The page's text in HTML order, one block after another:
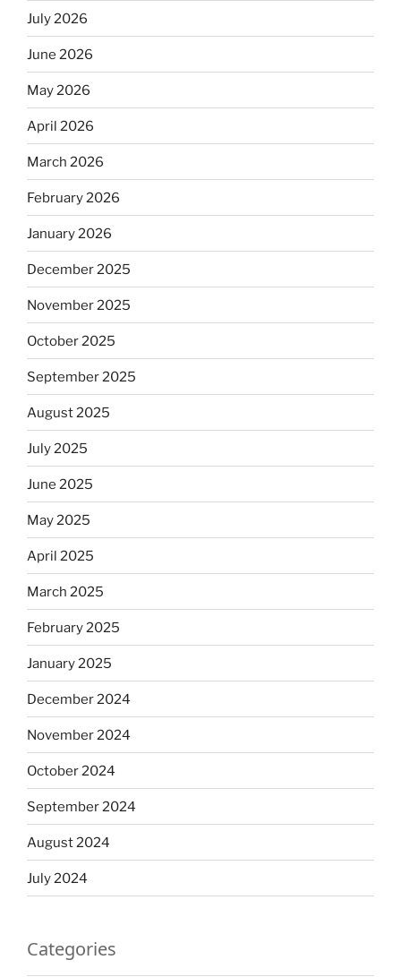
July 2026
June 2026
May 2026
April 2026
March 2026
February 2026
January 2026
December 2025
November 2025
October 2025
September 2025
August 2025
July 2025
June 2025
May 2025
April 2025
March 2025
February 2025
January 2025
December 2024
November 2024
October 2024
September 2024
August 2024
July 2024
Categories